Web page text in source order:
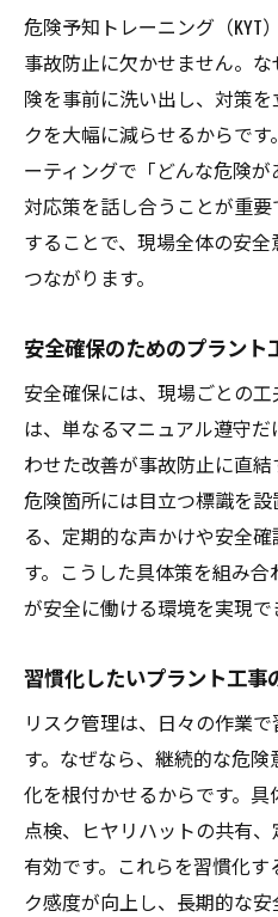
危険予知トレーニング（KYT
事故防止に欠かせません。
険を事前に洗い出し、対策
クを大幅に減らせるからで
ーティングで「どんな危険が
対応策を話し合うことが重
することで、現場全体の安
つながります。
安全確保のためのプラント
安全確保には、現場ごとの
は、単なるマニュアル遵守
わせた改善が事故防止に直結
危険箇所には目立つ標識を
る、定期的な声かけや安全
す。こうした具体策を組み
が安全に働ける環境を実現で
習慣化したいプラント工事
リスク管理は、日々の作業
す。なぜなら、継続的な危
化を根付かせるからです。
点検、ヒヤリハットの共有
有効です。これらを習慣化
ク感度が向上し、長期的な安